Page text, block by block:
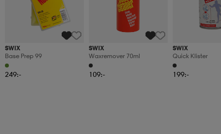
SWIX
Base Prep 99
249:-
SWIX
Waxremover 70ml
109:-
SWIX
Quick Klister
199:-